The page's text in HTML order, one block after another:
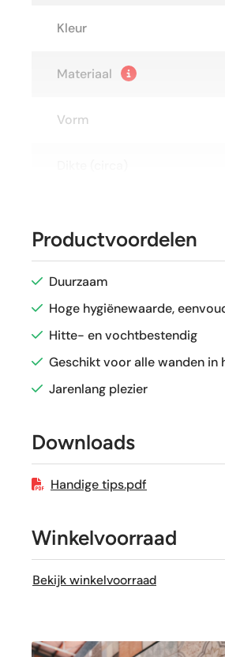
Kleur
Materiaal
Vorm
Glans / Mat
Gerectificeerd
Sortering
Craquelé
Productvoordelen
Duurzaam
Hoge hygiënewaarde,
Hitte- en vochtbestendig
Geschikt voor alle wanden in
Jarenlang plezier
Downloads
Handige tips.pdf
Winkelvoorraad
Bekijk winkelvoorraad